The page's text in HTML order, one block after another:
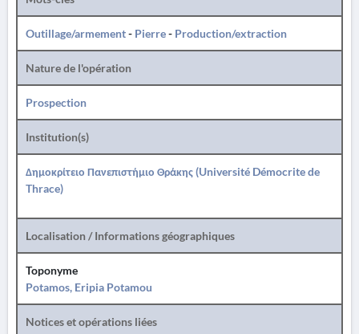
Outillage/armement- Pierre- Production/extraction
Nature de l'opération
Prospection
Institution(s)
Δημοκρίτειο Πανεπιστήμιο Θράκης (Université Démocrite de
Thrace)
Localisation / Informations géographiques
Toponyme
Potamos, Eripia Potamou
Notices et opérations liées